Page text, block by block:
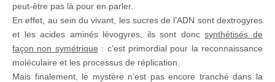
peut-être pas là pour en parler.
En effet, au sein du vivant, les sucres de l’ADN sont dextrogyres
et les acides aminés lévogyres, ils sont doncsynthétisés de
façon non symétrique : c’est primordial pour la reconnaissance
moléculaire et les processus de réplication.
Mais finalement, le mystère n’est pas encore tranché dans la